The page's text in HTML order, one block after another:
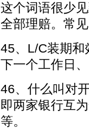
这个词语很少
全部理赔。常
45、L/C装期和
下一个工作日
46、什么叫对
即两家银行互
等。